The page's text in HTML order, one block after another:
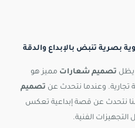
بصرية تنبض بالإبداع والدقة
يظل تصميم شعارات مميز هو
تجارية. وعندما نتحدث عن تصميم
نتحدث عن قصة إبداعية تعكس
الفنية.